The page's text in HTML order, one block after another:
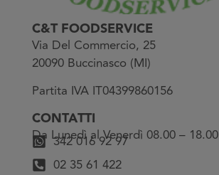
C&T FOODSERVICE
Via Del Commercio, 25
20090 Buccinasco (MI)
Partita IVA IT04399860156
CONTATTI
Da Lunedì al Venerdì 08.00 – 18.00
342 016 92 97
02 35 61 422